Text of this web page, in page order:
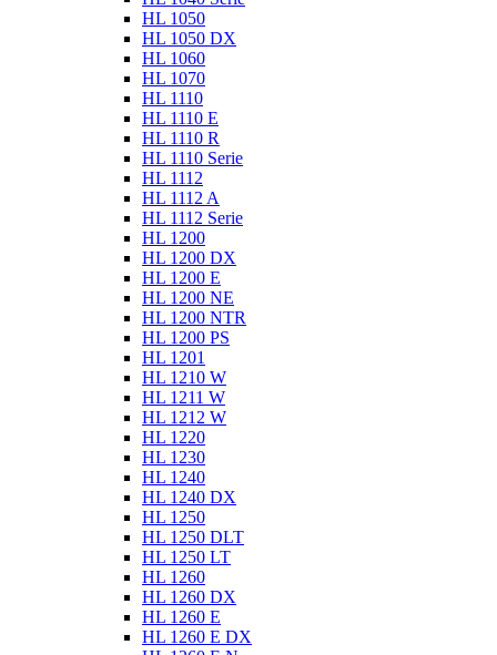
HL 1050
HL 1050 DX
HL 1060
HL 1070
HL 1110
HL 1110 E
HL 1110 R
HL 1110 Serie
HL 1112
HL 1112 A
HL 1112 Serie
HL 1200
HL 1200 DX
HL 1200 E
HL 1200 NE
HL 1200 NTR
HL 1200 PS
HL 1201
HL 1210 W
HL 1211 W
HL 1212 W
HL 1220
HL 1230
HL 1240
HL 1240 DX
HL 1250
HL 1250 DLT
HL 1250 LT
HL 1260
HL 1260 DX
HL 1260 E
HL 1260 E DX